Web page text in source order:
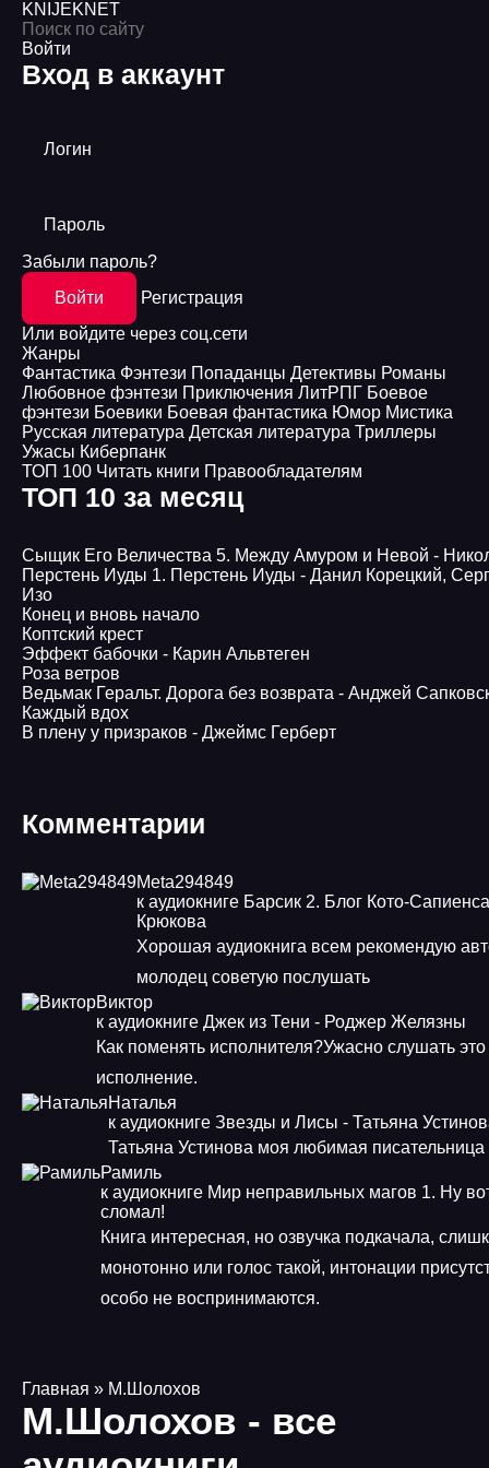
KNIJEKNET
Войти
Вход в аккаунт
Логин
Пароль
Забыли пароль?
Войти
Регистрация
Или войдите через соц.сети
Жанры
Фантастика Фэнтези Попаданцы Детективы Романы
Любовное фэнтези Приключения ЛитРПГ Боевое
фэнтези Боевики Боевая фантастика Юмор Мистика
Русская литература Детская литература Триллеры
Ужасы Киберпанк
ТОП 100 Читать книги Правообладателям
ТОП 10 за месяц
Сыщик Его Величества 5. Между Амуром и Невой -
Перстень Иуды 1. Перстень Иуды - Данил Корецкий,
Изо
Конец и вновь начало
Коптский крест
Эффект бабочки - Карин Альвтеген
Роза ветров
Ведьмак Геральт. Дорога без возврата - Анджей
Каждый вдох
В плену у призраков - Джеймс Герберт
Комментарии
Meta294849
к аудиокниге Барсик 2. Блог Кото-
Крюкова
Хорошая аудиокнига всем рекомендую
молодец советую послушать
Виктор
к аудиокниге Джек из Тени - Роджер Желязны
Как поменять исполнителя?Ужасно слушать это
исполнение.
Наталья
к аудиокниге Звезды и Лисы - Татьяна
Татьяна Устинова моя любимая писательница
Рамиль
к аудиокниге Мир неправильных магов 1. Ну
сломал!
Книга интересная, но озвучка подкачала,
монотонно или голос такой, интонации
особо не воспринимаются.
Главная » М.Шолохов
М.Шолохов - все